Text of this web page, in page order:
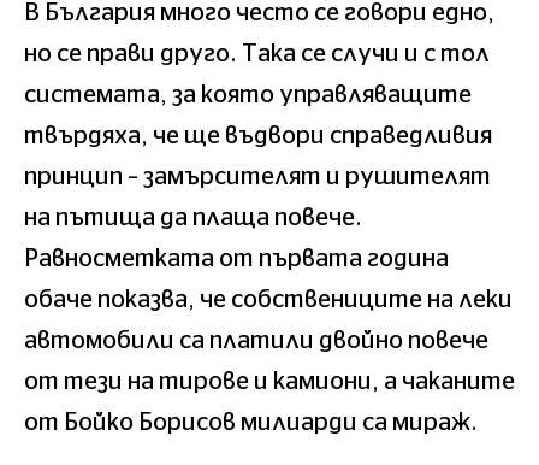
В България много често се говори едно,
но се прави друго. Така се случи и с тол
системата, за която управляващите
твърдяха, че ще въдвори справедливия
принцип – замърсителят и рушителят
на пътища да плаща повече.
Равносметката от първата година
обаче показва, че собствениците на леки
автомобили са платили двойно повече
от тези на тирове и камиони, а чаканите
от Бойко Борисов милиарди са мираж.